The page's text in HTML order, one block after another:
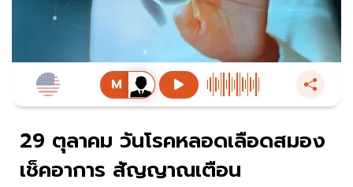
29 ตุลาคม วันโรคหลอดเลือดสมอง
เช็คอาการ สัญญาณเตือน